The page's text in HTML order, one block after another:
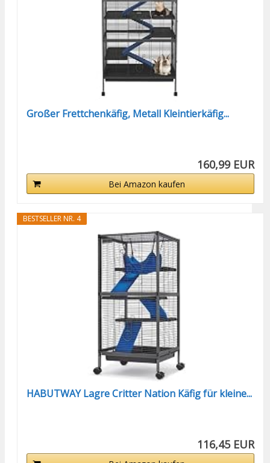
Großer Frettchenkäfig, Metall Kleintierkäfig...
160,99 EUR
Bei Amazon kaufen
BESTSELLER NR. 4
HABUTWAY Lagre Critter Nation Käfig für kleine...
116,45 EUR